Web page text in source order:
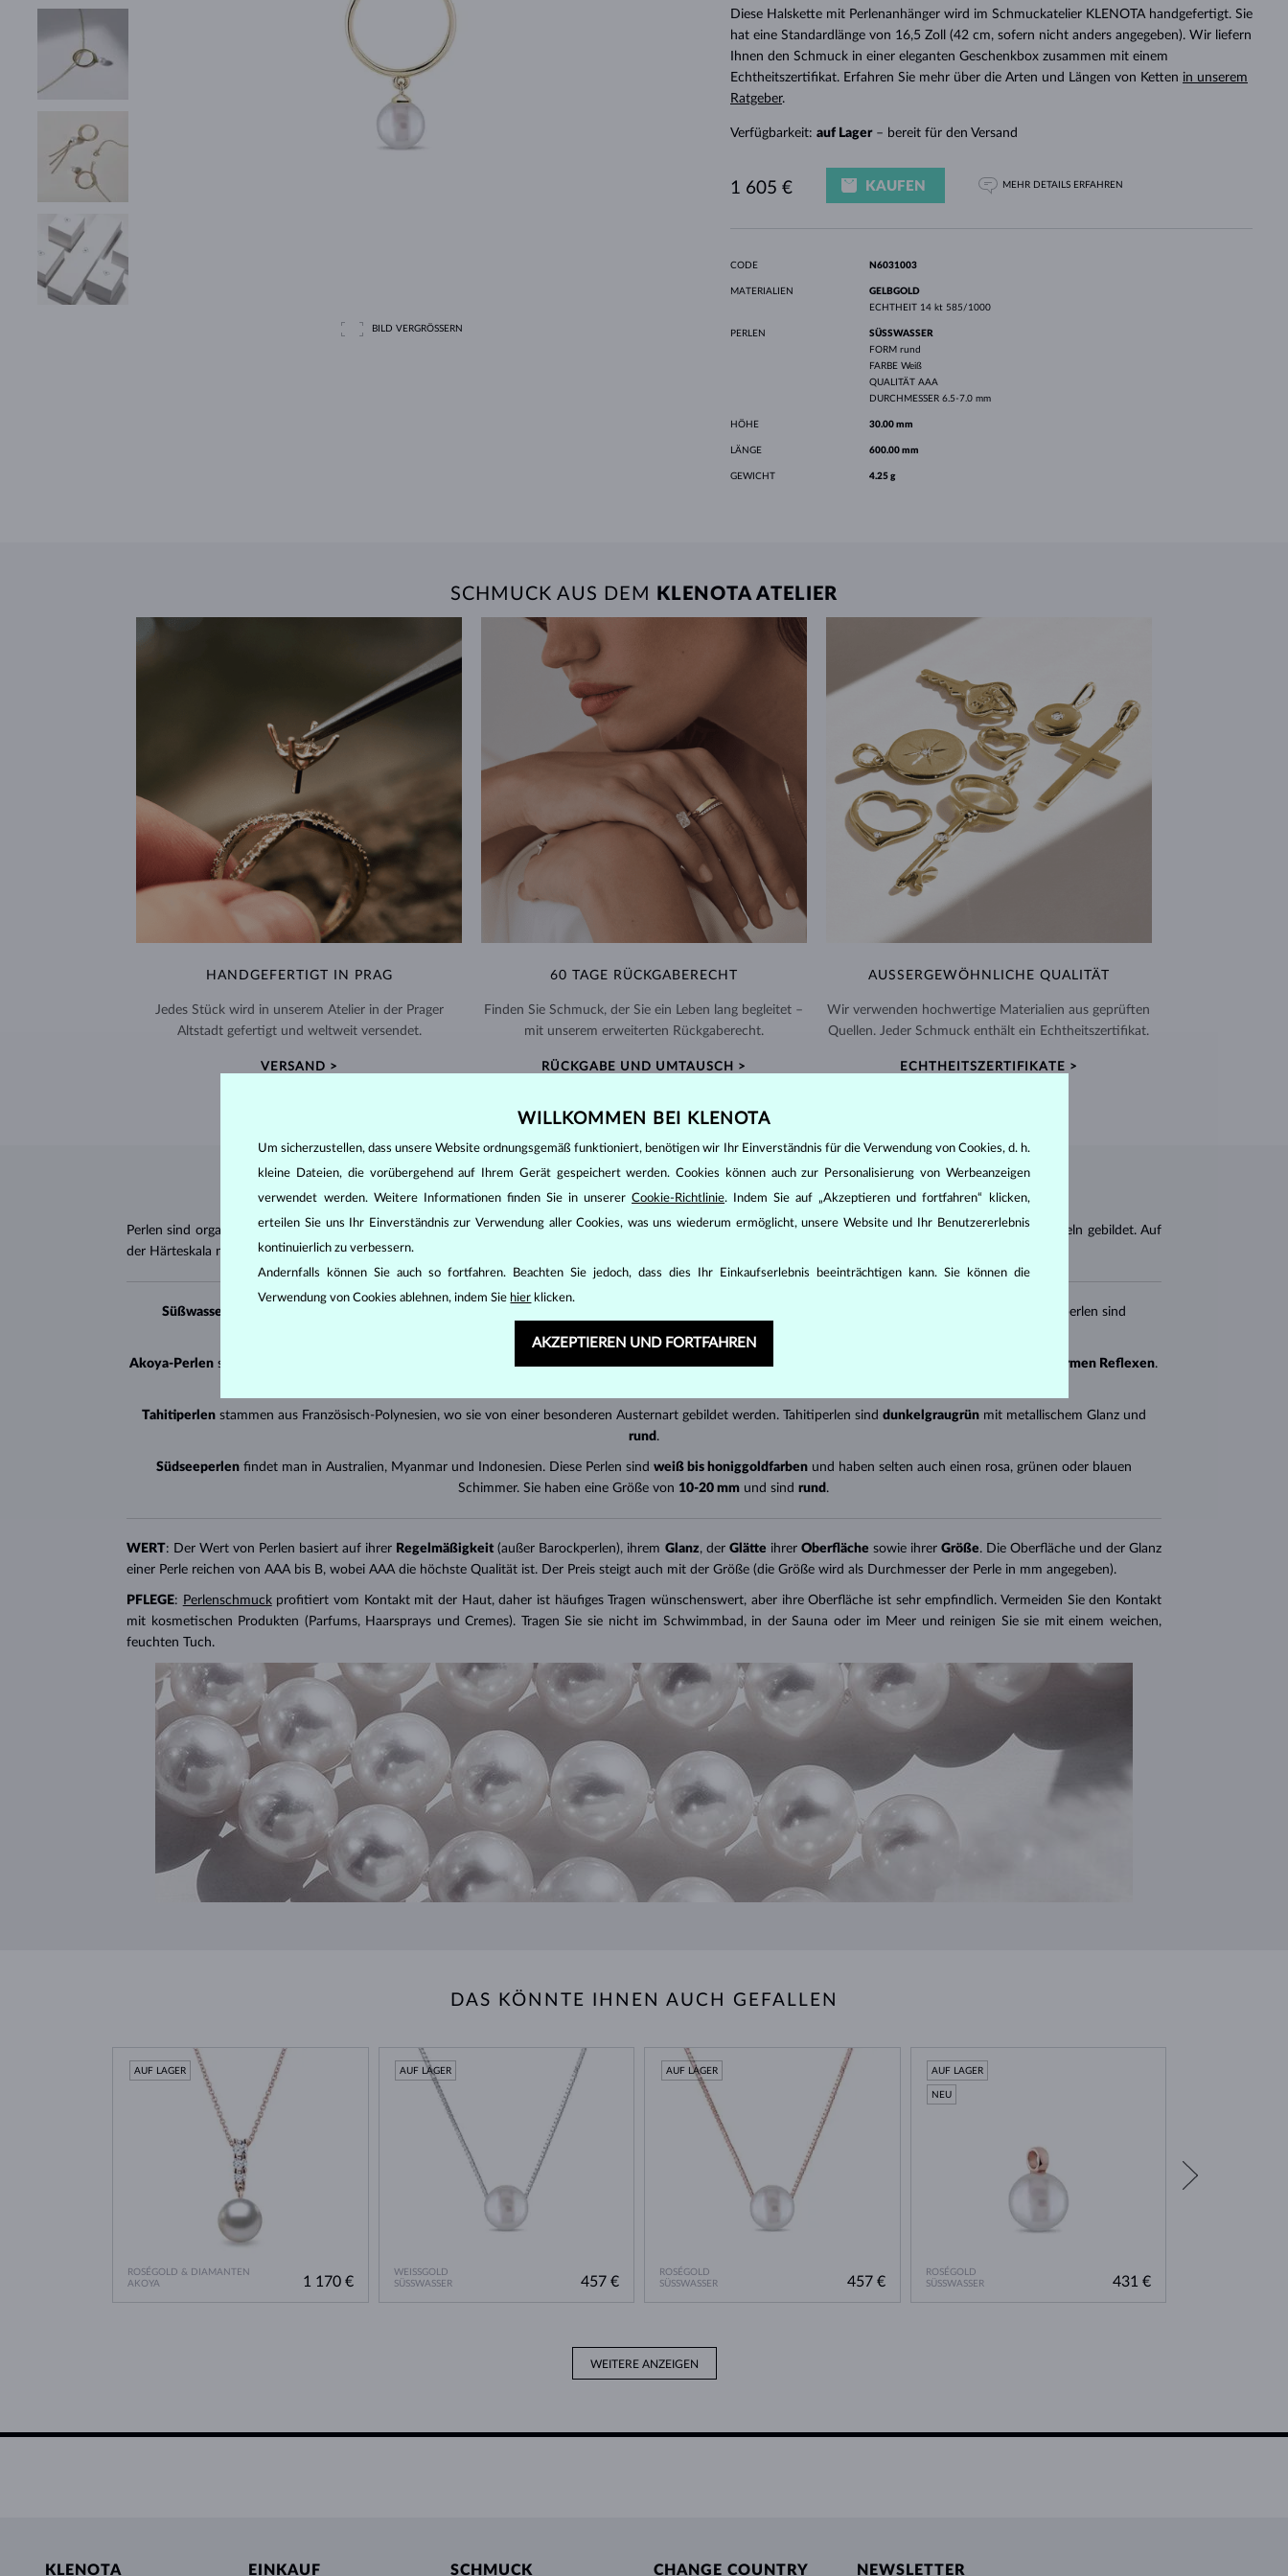
HALO-DESIGN
ORIGINELLE SETS
AMETHYSTE
EINZELOHRRINGE WEISSGOLD
GELBGOLD
EDELSTEINE ROSÉGOLD
MAGNETISCHE HALSKETTEN
DURCHSEHEN
SÜSSWASSERPERLEN
LÜNETTENFASSUNG WEISSGOLD
ROSÉGOLD
FÜR DIE MUTTER GESCHENKIDEEN
BILD VERGRÖSSERN
Diese Halskette mit Perlenanhänger wird im Schmuckatelier KLENOTA handgefertigt. Sie
hat eine Standardlänge von 16,5 Zoll (42 cm, sofern nicht anders angegeben). Wir liefern
Ihnen den Schmuck in einer eleganten Geschenkbox zusammen mit einem
Echtheitszertifikat. Erfahren Sie mehr über die Arten und Längen von Ketten in unserem
Ratgeber.
Verfügbarkeit: auf Lager– bereit für den Versand
1 605 € KAUFEN MEHR DETAILS ERFAHREN
CODE N6031003
MATERIALIEN
GELBGOLD
ECHTHEIT 14 kt 585/1000
PERLEN
SÜSSWASSER
FORM rund
FARBE Weiß
QUALITÄT AAA
DURCHMESSER 6.5-7.0 mm
HÖHE 30.00 mm
LÄNGE 600.00 mm
GEWICHT 4.25 g
SCHMUCK AUS DEM KLENOTA ATELIER
HANDGEFERTIGT IN PRAG
Jedes Stück wird in unserem Atelier in der Prager
Altstadt gefertigt und weltweit versendet.
VERSAND >
60 TAGE RÜCKGABERECHT
Finden Sie Schmuck, der Sie ein Leben lang begleitet –
mit unserem erweiterten Rückgaberecht.
RÜCKGABE UND UMTAUSCH >
AUSSERGEWÖHNLICHE QUALITÄT
Wir verwenden hochwertige Materialien aus geprüften
Quellen. Jeder Schmuck enthält ein Echtheitszertifikat.
ECHTHEITSZERTIFIKATE >
PERLENSCHMUCK
Perlen sind organischen Ursprungs, was sie von den meisten anderen Edelsteinen unterscheidet. Sie werden in den Schalen von Meeres- und Süßwassermuscheln gebildet. Auf
der Härteskala nach Mohs haben sie einen Wert von
Süßwasserperlen
). Süßwasserperlen sind
normalerweise reinweiß .
Akoya-Perlen sind in China, Vietnam und Japan zu finden. Sie werden je nach Wassertemperatur5-9 mmgroß. Akoyaperlen sind in der Regel reinweiß mit warmen Reflexen.
Tahitiperlenstammen aus Französisch-Polynesien, wo sie von einer besonderen Austernart gebildet werden. Tahitiperlen sind dunkelgraugrünmit metallischem Glanz und
rund .
Südseeperlenfindet man in Australien, Myanmar und Indonesien. Diese Perlen sind weiß bis honiggoldfarbenund haben selten auch einen rosa, grünen oder blauen
Schimmer. Sie haben eine Größe von 10-20 mm und sindrund .
WERT: Der Wert von Perlen basiert auf ihrer Regelmäßigkeit(außer Barockperlen), ihrem Glanz, der Glätte ihrer Oberfläche sowie ihrer Größe. Die Oberfläche und der Glanz
einer Perle reichen von AAA bis B, wobei AAA die höchste Qualität ist. Der Preis steigt auch mit der Größe (die Größe wird als Durchmesser der Perle in mm angegeben).
PFLEGE: Perlenschmuckprofitiert vom Kontakt mit der Haut, daher ist häufiges Tragen wünschenswert, aber ihre Oberfläche ist sehr empfindlich. Vermeiden Sie den Kontakt
mit kosmetischen Produkten (Parfums, Haarsprays und Cremes). Tragen Sie sie nicht im Schwimmbad, in der Sauna oder im Meer und reinigen Sie sie mit einem weichen,
feuchten Tuch.
DAS KÖNNTE IHNEN AUCH GEFALLEN
ROSÉGOLD & DIAMANTEN
AKOYA
AUF LAGER
1 170 €
WEISSGOLD
SÜSSWASSER
AUF LAGER
457 €
ROSÉGOLD
SÜSSWASSER
AUF LAGER
457 €
ROSÉGOLD
SÜSSWASSER
AUF LAGER
NEU
431 €
WEITERE ANZEIGEN
KLENOTA EINKAUF SCHMUCK CHANGE COUNTRY NEWSLETTER
WILLKOMMEN BEI KLENOTA
Um sicherzustellen, dass unsere Website ordnungsgemäß funktioniert, benötigen wir Ihr Einverständnis für die Verwendung von Cookies, d. h.
kleine Dateien, die vorübergehend auf Ihrem Gerät gespeichert werden. Cookies können auch zur Personalisierung von Werbeanzeigen
verwendet werden. Weitere Informationen finden Sie in unsererCookie-Richtlinie. Indem Sie auf „Akzeptieren und fortfahren“ klicken,
erteilen Sie uns Ihr Einverständnis zur Verwendung aller Cookies, was uns wiederum ermöglicht, unsere Website und Ihr Benutzererlebnis
kontinuierlich zu verbessern.
Andernfalls können Sie auch so fortfahren. Beachten Sie jedoch, dass dies Ihr Einkaufserlebnis beeinträchtigen kann. Sie können die
Verwendung von Cookies ablehnen, indem Sie hier klicken.
AKZEPTIEREN UND FORTFAHREN